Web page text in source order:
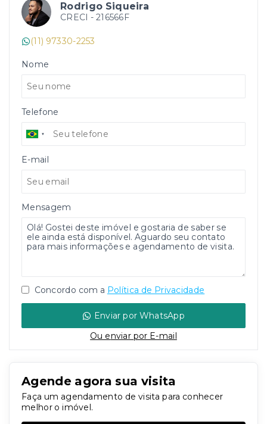
Rodrigo Siqueira
CRECI - 216566F
(11) 97330-2253
Nome
Telefone
E-mail
Mensagem
Concordo com a Política de Privacidade
Enviar por WhatsApp
Ou enviar por E-mail
Agende agora sua visita
Faça um agendamento de visita para conhecer
melhor o imóvel.